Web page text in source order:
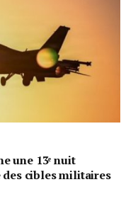
une 13ᵉ nuit
des cibles militaires